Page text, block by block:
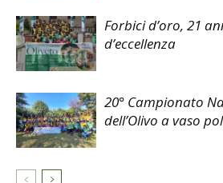
Forbici d’oro, 21
d’eccellenza
20° Campionato
dell’Olivo a vaso